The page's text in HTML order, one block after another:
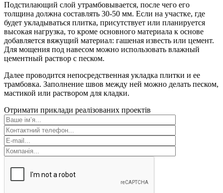
Подстилающий слой утрамбовывается, после чего его
толщина должна составлять 30-50 мм. Если на участке, где
будет укладываться плитка, присутствует или планируется
высокая нагрузка, то кроме основного материала к основе
добавляется вяжущий материал: гашеная известь или цемент.
Для мощения под навесом можно использовать влажный
цементный раствор с песком.
Далее проводится непосредственная укладка плитки и ее
трамбовка. Заполнение швов между ней можно делать песком,
мастикой или раствором для кладки.
Отримати приклади реалізованих проектів